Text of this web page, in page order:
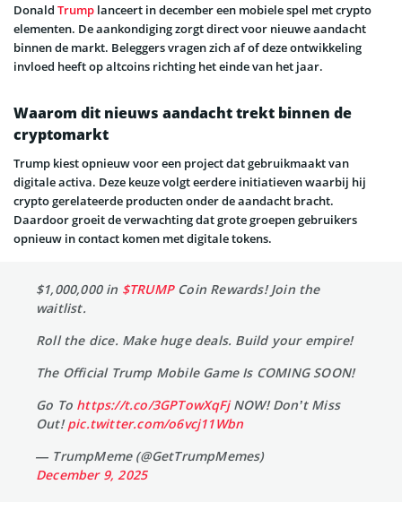
Donald Trump lanceert in december een mobiele spel met crypto
elementen. De aankondiging zorgt direct voor nieuwe aandacht
binnen de markt. Beleggers vragen zich af of deze ontwikkeling
invloed heeft op altcoins richting het einde van het jaar.
Waarom dit nieuws aandacht trekt binnen de
cryptomarkt
Trump kiest opnieuw voor een project dat gebruikmaakt van
digitale activa. Deze keuze volgt eerdere initiatieven waarbij hij
crypto gerelateerde producten onder de aandacht bracht.
Daardoor groeit de verwachting dat grote groepen gebruikers
opnieuw in contact komen met digitale tokens.
$1,000,000 in $TRUMPCoin Rewards! Join the
waitlist.
Roll the dice. Make huge deals. Build your empire!
The Official Trump Mobile Game Is COMING SOON!
Go To https://t.co/3GPTowXqFjNOW! Don’t Miss
Out!pic.twitter.com/o6vcj11Wbn
— TrumpMeme (@GetTrumpMemes)
December 9, 2025